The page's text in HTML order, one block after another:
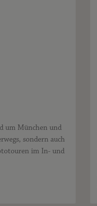
um München und
sondern auch
im In- und